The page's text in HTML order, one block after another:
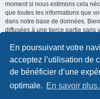
En poursuivant votre
acceptez l’utilisation de
de bénéficier d’une
optimale. En savoir
moment si nous estimons cela
que toutes les informations que
dans notre base de données.
diffusées à une tierce partie sans
.com », ni phpBB, ne pourront
tentative de piratage